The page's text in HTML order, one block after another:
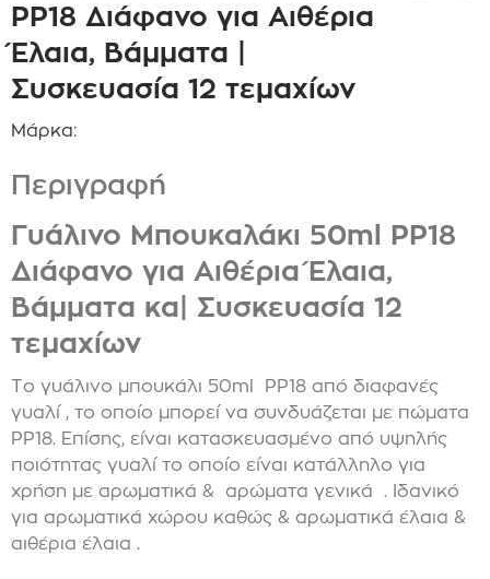
PP18 Διάφανο για Αιθέρια
Έλαια, Βάμματα |
Συσκευασία 12 τεμαχίων
Μάρκα:
Περιγραφή
Γυάλινο Μπουκαλάκι 50ml PP18
Διάφανο για Αιθέρια Έλαια,
Βάμματα κα| Συσκευασία 12
τεμαχίων
Το γυάλινο μπουκάλι 50ml
PP18 από διαφανές
γυαλί , το οποίο μπορεί να συνδυάζεται με πώματα
PP18. Επίσης, είναι κατασκευασμένο από υψηλής
ποιότητας γυαλί το οποίο είναι κατάλληλο για
χρήση με αρωματικά & αρώματα γενικά . Ιδανικό
για αρωματικά χώρου καθώς & αρωματικά έλαια &
αιθέρια έλαια .